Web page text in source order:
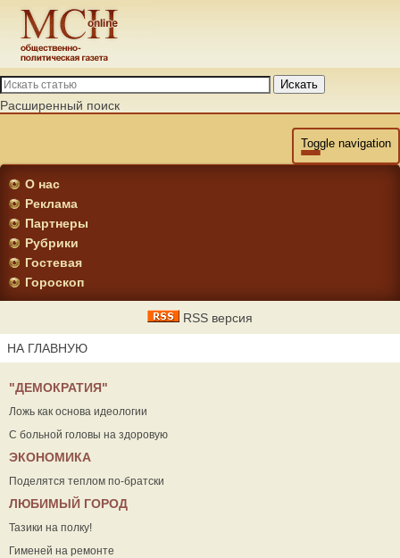
Искать
Расширенный поиск
Toggle navigation
О нас
Реклама
Партнеры
Рубрики
Гостевая
Гороскоп
RSS версия
НА ГЛАВНУЮ
"ДЕМОКРАТИЯ"
Ложь как основа идеологии
С больной головы на здоровую
ЭКОНОМИКА
Поделятся теплом по-братски
ЛЮБИМЫЙ ГОРОД
Тазики на полку!
Гименей на ремонте